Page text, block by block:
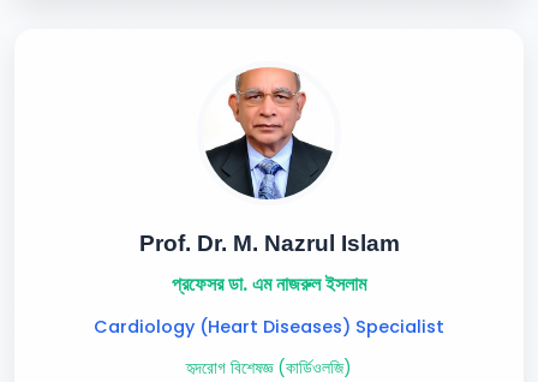
Prof. Dr. M. Nazrul Islam
প্রফেসর ডা. এম নাজরুল ইসলাম
Cardiology (Heart Diseases) Specialist
হৃদরোগ বিশেষজ্ঞ (কার্ডিওলজি)